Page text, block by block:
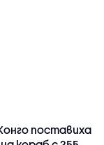
поставиха